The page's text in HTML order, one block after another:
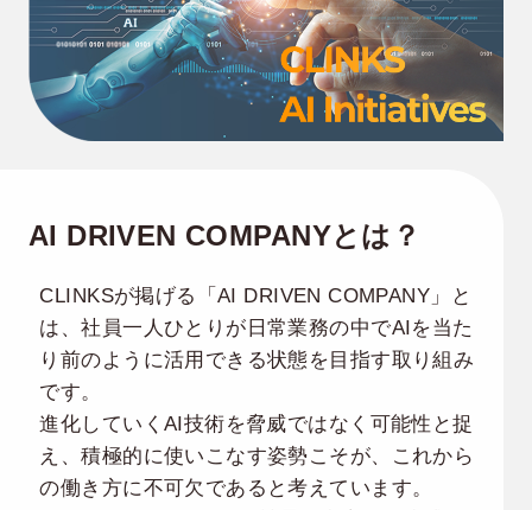
AI DRIVEN COMPANYとは？
CLINKSが掲げる「AI DRIVEN COMPANY」と
は、社員一人ひとりが日常業務の中でAIを当た
り前のように活用できる状態を目指す取り組み
です。
進化していくAI技術を脅威ではなく可能性と捉
え、積極的に使いこなす姿勢こそが、これから
の働き方に不可欠であると考えています。